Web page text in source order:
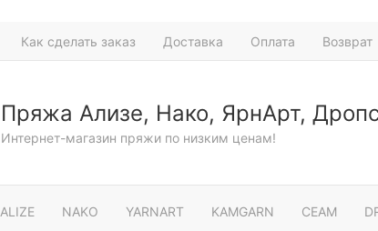
Как сделать заказ Доставка Оплата Возврат
Пряжа Ализе, Нако, ЯрнАрт,
Интернет-магазин пряжи по низким ценам!
ALIZE NAKO YARNART KAMGARN СЕАМ